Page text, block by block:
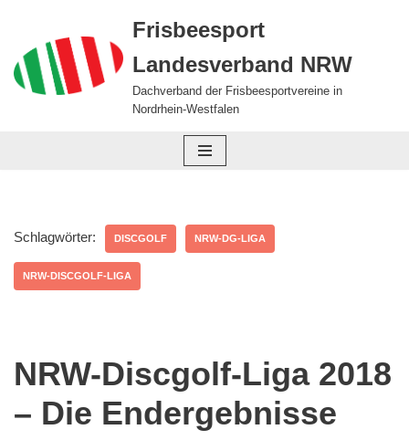
Zum
Inhalt
springen
Frisbeesport
Landesverband NRW
Dachverband der Frisbeesportvereine in
Nordrhein-Westfalen
Schlagwörter: DISCGOLF NRW-DG-LIGA
NRW-DISCGOLF-LIGA
NRW-Discgolf-Liga 2018
– Die Endergebnisse